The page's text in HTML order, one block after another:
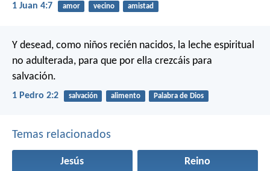
1 Juan 4:7 amor vecino amistad
Y desead, como niños recién nacidos, la leche espiritual
no adulterada, para que por ella crezcáis para
salvación.
1 Pedro 2:2 salvación alimento Palabra de Dios
Temas relacionados
Jesús Reino